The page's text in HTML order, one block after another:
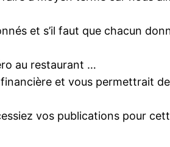
et s’il faut que chacun
au restaurant …
et vous permettrait de
vos publications pour